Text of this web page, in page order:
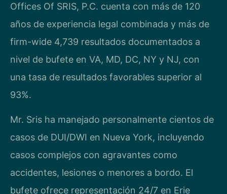
Offices Of SRIS, P.C. cuenta con más de 120
años de experiencia legal combinada y más de
firm-wide 4,739 resultados documentados a
nivel de bufete en VA, MD, DC, NY y NJ, con
una tasa de resultados favorables superior al
93%.
Mr. Sris ha manejado personalmente cientos de
casos de DUI/DWI en Nueva York, incluyendo
casos complejos con agravantes como
accidentes, lesiones o menores a bordo. El
bufete ofrece representación 24/7 en Erie